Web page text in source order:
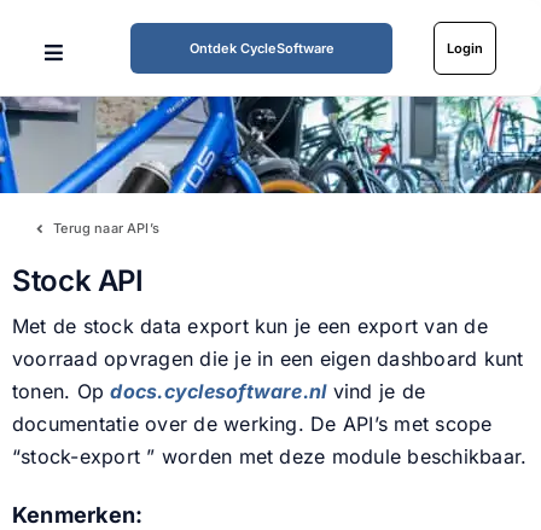
Ontdek CycleSoftware Login
Toggle
Home
Mogelijkheden
Werkwijze
Tarieven
Over ons
Partners
Terug naar API’s
Stock API
Met de stock data export kun je een export van de
voorraad opvragen die je in een eigen dashboard kunt
tonen. Opdocs.cyclesoftware.nlvind je de
documentatie over de werking. De API’s met scope
“stock-export ” worden met deze module beschikbaar.
Kenmerken: